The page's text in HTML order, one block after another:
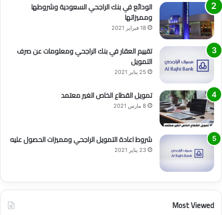
الودائع في بنك الراجحي السعودية وشروطها
ومميزاتها
18 فبراير 2021
تقييم العقار في بنك الراجحي ومعلومات عن صرف
التمويل
25 يناير 2021
تمويل القطاع الخاص الغير معتمد
8 مارس 2021
شروط اعادة التمويل الراجحي ومميزات الحصول عليه
23 يناير 2021
Most Viewed